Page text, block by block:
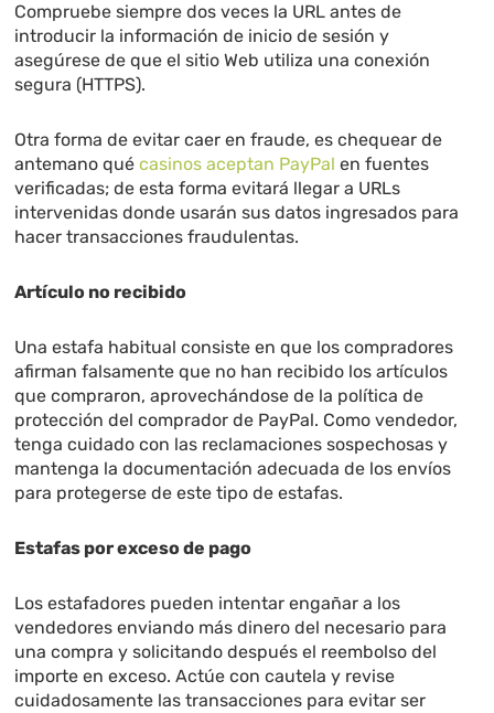
Compruebe siempre dos veces la URL antes de
introducir la información de inicio de sesión y
asegúrese de que el sitio Web utiliza una conexión
segura (HTTPS).
Otra forma de evitar caer en fraude, es chequear de
antemano quécasinos aceptan PayPal en fuentes
verificadas; de esta forma evitará llegar a URLs
intervenidas donde usarán sus datos ingresados para
hacer transacciones fraudulentas.
Artículo no recibido
Una estafa habitual consiste en que los compradores
afirman falsamente que no han recibido los artículos
que compraron, aprovechándose de la política de
protección del comprador de PayPal. Como vendedor,
tenga cuidado con las reclamaciones sospechosas y
mantenga la documentación adecuada de los envíos
para protegerse de este tipo de estafas.
Estafas por exceso de pago
Los estafadores pueden intentar engañar a los
vendedores enviando más dinero del necesario para
una compra y solicitando después el reembolso del
importe en exceso. Actúe con cautela y revise
cuidadosamente las transacciones para evitar ser